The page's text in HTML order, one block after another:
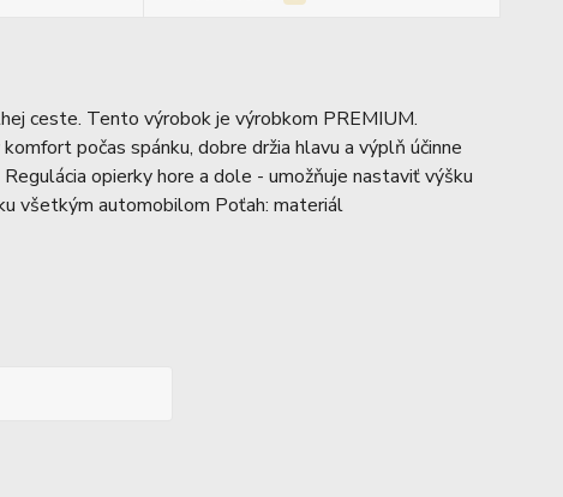
ceste. Tento výrobok je výrobkom PREMIUM.
počas spánku, dobre držia hlavu a výplň účinne
opierky hore a dole - umožňuje nastaviť výšku
všetkým automobilom Poťah: materiál